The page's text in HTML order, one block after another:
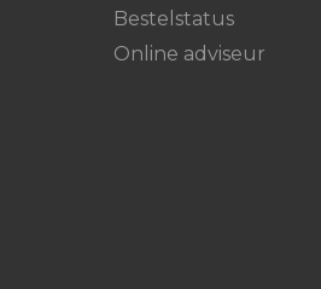
Bestelstatus
Online adviseur